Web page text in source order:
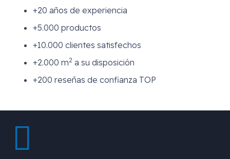
+20 años de experiencia
+5.000 productos
+10.000 clientes satisfechos
+2.000 m2 a su disposición
+200 reseñas de confianza TOP